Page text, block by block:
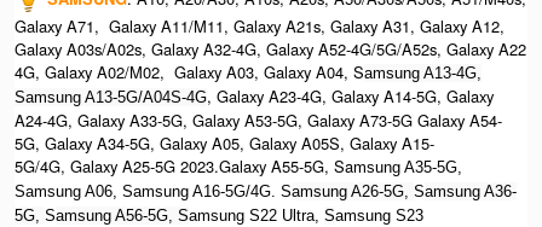
Galaxy A71, Galaxy A11/M11, Galaxy A21s, Galaxy A31, Galaxy A12,
Galaxy A03s/A02s, Galaxy A32-4G, Galaxy A52-4G/5G/A52s, Galaxy A22
4G, Galaxy A02/M02, Galaxy A03, Galaxy A04, Samsung A13-4G,
Samsung A13-5G/A04S-4G, Galaxy A23-4G, Galaxy A14-5G, Galaxy
A24-4G, Galaxy A33-5G, Galaxy A53-5G, Galaxy A73-5G Galaxy A54-
5G, Galaxy A34-5G, Galaxy A05, Galaxy A05S, Galaxy A15-
5G/4G, Galaxy A25-5G 2023.Galaxy A55-5G, Samsung A35-5G,
Samsung A06, Samsung A16-5G/4G. Samsung A26-5G, Samsung A36-
5G, Samsung A56-5G, Samsung S22 Ultra, Samsung S23